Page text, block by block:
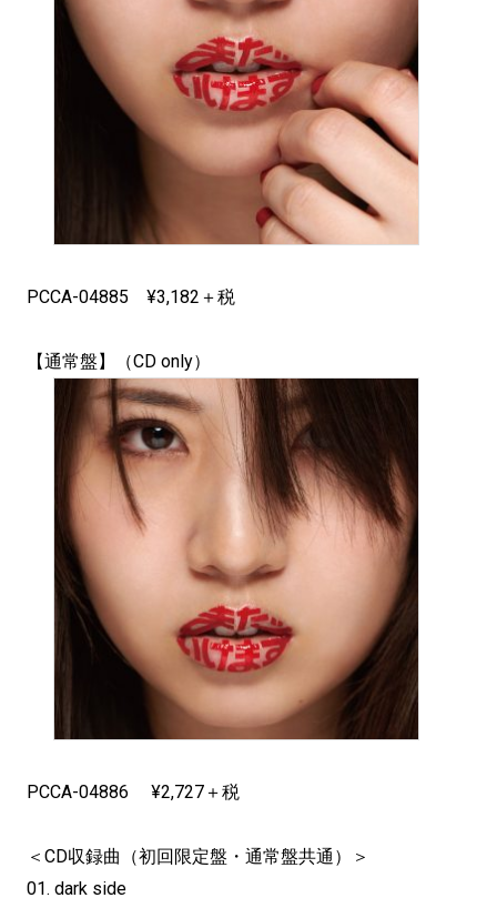
PCCA-04885 ¥3,182＋税
【通常盤】（CD only）
PCCA-04886 ¥2,727＋税
＜CD収録曲（初回限定盤・通常盤共通）＞
01. dark side